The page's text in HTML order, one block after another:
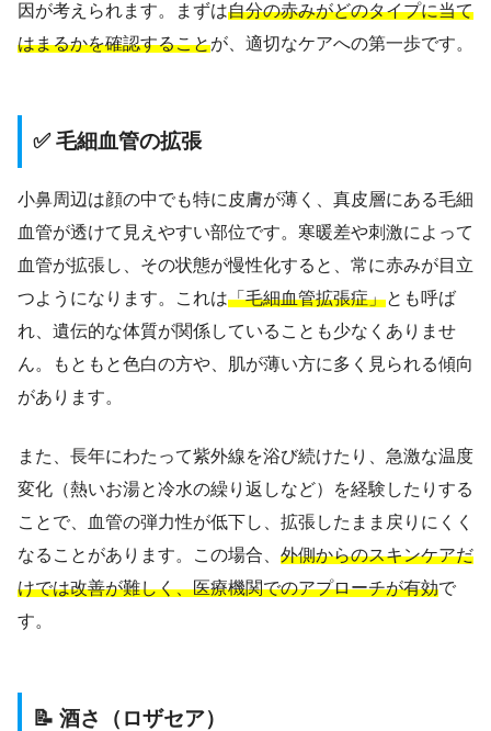
因が考えられます。まずは自分の赤みがどのタイプに当て
はまるかを確認することが、適切なケアへの第一歩です。
✅ 毛細血管の拡張
小鼻周辺は顔の中でも特に皮膚が薄く、真皮層にある毛細
血管が透けて見えやすい部位です。寒暖差や刺激によって
血管が拡張し、その状態が慢性化すると、常に赤みが目立
つようになります。これは「毛細血管拡張症」とも呼ば
れ、遺伝的な体質が関係していることも少なくありませ
ん。もともと色白の方や、肌が薄い方に多く見られる傾向
があります。
また、長年にわたって紫外線を浴び続けたり、急激な温度
変化（熱いお湯と冷水の繰り返しなど）を経験したりする
ことで、血管の弾力性が低下し、拡張したまま戻りにくく
なることがあります。この場合、 外側からのスキンケアだ
けでは改善が難しく、医療機関でのアプローチが有効で
す。
📝 酒さ（ロザセア）